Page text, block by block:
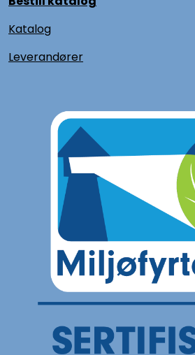
Katalog
Leverandører